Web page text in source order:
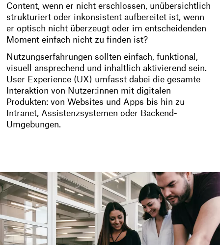
Content, wenn er nicht erschlossen, unübersichtlich
strukturiert oder inkonsistent aufbereitet ist, wenn
er optisch nicht überzeugt oder im entscheidenden
Moment einfach nicht zu finden ist?
Nutzungserfahrungen sollten einfach, funktional,
visuell ansprechend und inhaltlich aktivierend sein.
User Experience (UX) umfasst dabei die gesamte
Interaktion von Nutzer:innen mit digitalen
Produkten: von Websites und Apps bis hin zu
Intranet, Assistenzsystemen oder Backend-
Umgebungen.